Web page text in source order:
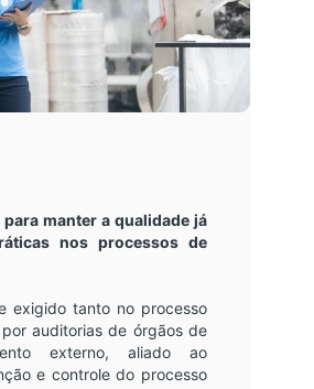
manter a qualidade já
nos processos de
exigido tanto no processo
auditorias de órgãos de
externo, aliado ao
e controle do processo